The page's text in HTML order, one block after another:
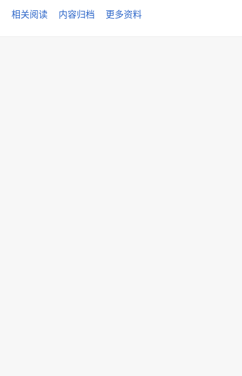
相关阅读 内容归档 更多资料